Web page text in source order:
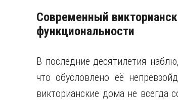
Современный
функциональности
В последние десятилетия
что обусловлено её
викторианские дома не всегда